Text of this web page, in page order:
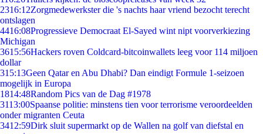
2316:12Zorgmedewerkster die 's nachts haar vriend bezocht terecht
ontslagen
4416:08Progressieve Democraat El-Sayed wint nipt voorverkiezing
Michigan
3615:56Hackers roven Coldcard-bitcoinwallets leeg voor 114 miljoen
dollar
315:13Geen Qatar en Abu Dhabi? Dan eindigt Formule 1-seizoen
mogelijk in Europa
1814:48Random Pics van de Dag #1978
3113:00Spaanse politie: minstens tien voor terrorisme veroordeelden
onder migranten Ceuta
3412:59Dirk sluit supermarkt op de Wallen na golf van diefstal en